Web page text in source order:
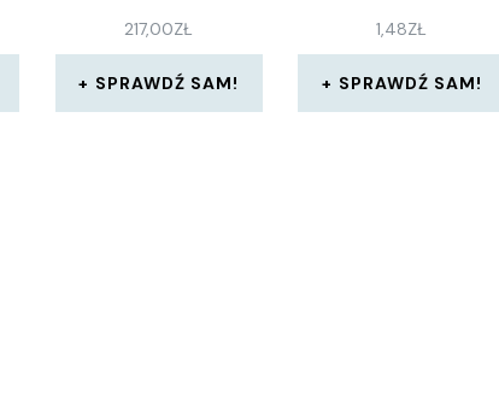
217,00ZŁ
SPRAWDŹ SAM!
1,48ZŁ
SPRAWDŹ SAM!